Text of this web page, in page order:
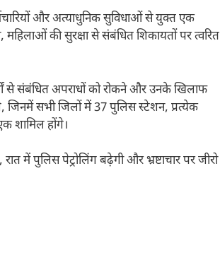
और अत्याधुनिक सुविधाओं से युक्त एक
की सुरक्षा से संबंधित शिकायतों पर त्वरित
से संबंधित अपराधों को रोकने और उनके खिलाफ
जिनमें सभी जिलों में 37 पुलिस स्टेशन, प्रत्येक
शामिल होंगे।
में पुलिस पेट्रोलिंग बढ़ेगी और भ्रष्टाचार पर जीरो